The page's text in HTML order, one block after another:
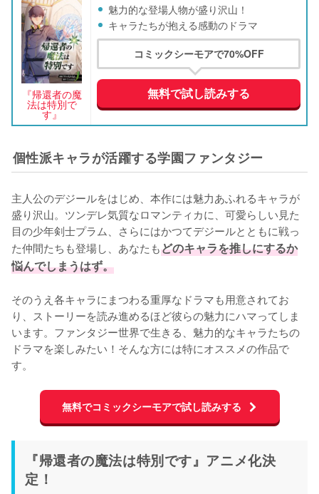
『帰還者の魔
法は特別で
す』
魅力的な登場人物が盛り沢山！
キャラたちが抱える感動のドラマ
コミックシーモアで70%OFF
無料で試し読みする
個性派キャラが活躍する学園ファンタジー
主人公のデジールをはじめ、本作には魅力あふれるキャラが
盛り沢山。ツンデレ気質なロマンティカに、可愛らしい見た
目の少年剣士プラム、さらにはかつてデジールとともに戦っ
た仲間たちも登場し、あなたもどのキャラを推しにするか
悩んでしまうはず。
そのうえ各キャラにまつわる重厚なドラマも用意されてお
り、ストーリーを読み進めるほど彼らの魅力にハマってしま
います。ファンタジー世界で生きる、魅力的なキャラたちの
ドラマを楽しみたい！そんな方には特にオススメの作品で
す。
無料でコミックシーモアで試し読みする
『帰還者の魔法は特別です』アニメ化決
定！